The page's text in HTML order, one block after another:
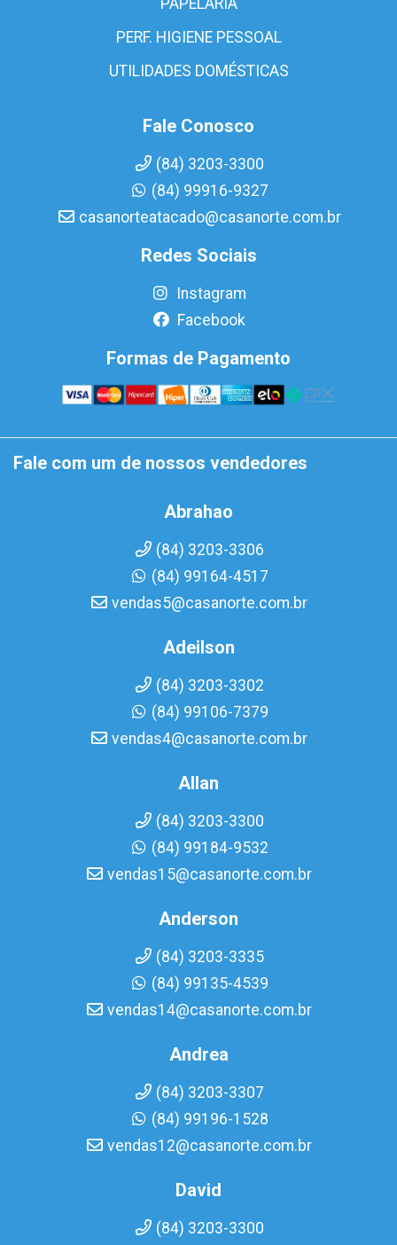
PAPELARIA
PERF. HIGIENE PESSOAL
UTILIDADES DOMÉSTICAS
Fale Conosco
(84) 3203-3300
(84) 99916-9327
casanorteatacado@casanorte.com.br
Redes Sociais
Instagram
Facebook
Formas de Pagamento
Fale com um de nossos vendedores
Abrahao
(84) 3203-3306
(84) 99164-4517
vendas5@casanorte.com.br
Adeilson
(84) 3203-3302
(84) 99106-7379
vendas4@casanorte.com.br
Allan
(84) 3203-3300
(84) 99184-9532
vendas15@casanorte.com.br
Anderson
(84) 3203-3335
(84) 99135-4539
vendas14@casanorte.com.br
Andrea
(84) 3203-3307
(84) 99196-1528
vendas12@casanorte.com.br
David
(84) 3203-3300